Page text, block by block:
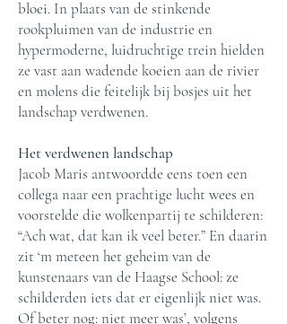
bloei. In plaats van de stinkende
rookpluimen van de industrie en
hypermoderne, luidruchtige trein hielden
ze vast aan wadende koeien aan de rivier
en molens die feitelijk bij bosjes uit het
landschap verdwenen.
Het verdwenen landschap
Jacob Maris antwoordde eens toen een
collega naar een prachtige lucht wees en
voorstelde die wolkenpartij te schilderen:
“Ach wat, dat kan ik veel beter.” En daarin
zit ‘m meteen het geheim van de
kunstenaars van de Haagse School: ze
schilderden iets dat er eigenlijk niet was.
Of beter nog: niet meer was’, volgens